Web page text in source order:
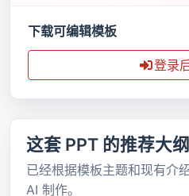
下载可编辑模板
登录
这套 PPT 的推荐大纲
已经根据模板主题和现有介
AI 制作。